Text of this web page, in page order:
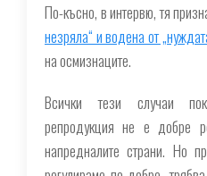
По-късно, в интервю, тя
незряла“ и водена от
на осмизнаците.
Всички тези случаи
репродукция не е добре
напредналите страни. Но